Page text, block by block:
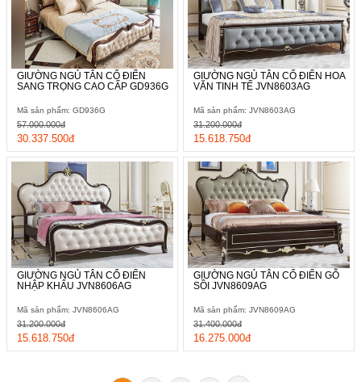
GIƯỜNG NGỦ TÂN CỔ ĐIỂN
SANG TRỌNG CAO CẤP GD936G
Mã sản phẩm: GD936G
30.337.500đ
57.000.000đ
GIƯỜNG NGỦ TÂN CỔ ĐIỂN HOA
VĂN TINH TẾ JVN8603AG
Mã sản phẩm: JVN8603AG
15.618.750đ
31.200.000đ
GIƯỜNG NGỦ TÂN CỔ ĐIỂN
NHẬP KHẨU JVN8606AG
Mã sản phẩm: JVN8606AG
15.618.750đ
31.200.000đ
GIƯỜNG NGỦ TÂN CỔ ĐIỂN GỖ
SỒI JVN8609AG
Mã sản phẩm: JVN8609AG
16.275.000đ
31.400.000đ